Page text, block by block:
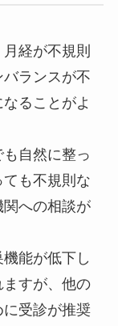
経が不規則
ランスが不
ることがよ
自然に整っ
も不規則な
への相談が
能が低下し
すが、他の
受診が推奨